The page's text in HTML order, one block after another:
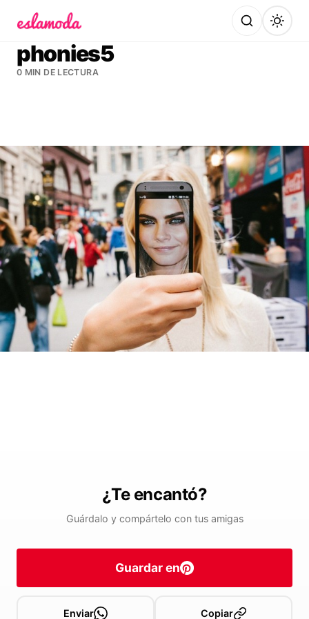
phonies5
0 MIN DE LECTURA
¿Te encantó?
Guárdalo y compártelo con tus amigas
Guardar en
Enviar Copiar